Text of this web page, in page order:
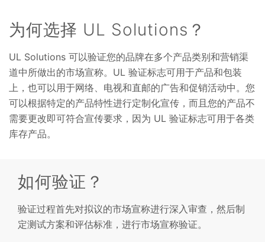
为何选择 UL Solutions？
UL Solutions 可以验证您的品牌在多个产品类别和营销渠
道中所做出的市场宣称。UL 验证标志可用于产品和包装
上，也可以用于网络、电视和直邮的广告和促销活动中。您
可以根据特定的产品特性进行定制化宣传，而且您的产品不
需要更改即可符合宣传要求，因为 UL 验证标志可用于各类
库存产品。
如何验证？
验证过程首先对拟议的市场宣称进行深入审查，然后制
定测试方案和评估标准，进行市场宣称验证。